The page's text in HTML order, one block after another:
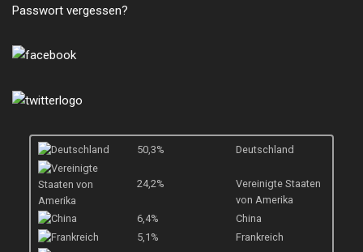
Passwort vergessen?
50,3% Deutschland
24,2%
Vereinigte Staaten
von Amerika
6,4%
China
5,1%
Frankreich